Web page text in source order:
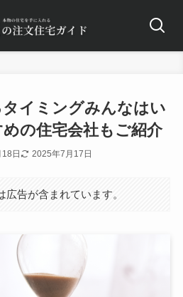
イミングみんなはい
の住宅会社もご紹介
日 2025年7月17日
告が含まれています。